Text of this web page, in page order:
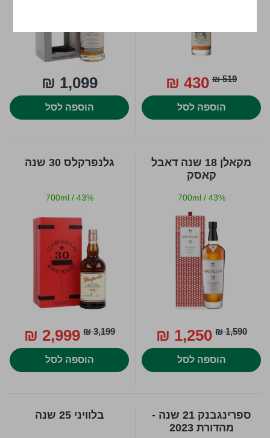
519 ₪
430 ₪
הוספה לסל
1,099 ₪
הוספה לסל
מקאלן 18 שנה דאבל
קאסק
700ml / 43%
1,590 ₪
1,250 ₪
הוספה לסל
גלנפרקלס 30 שנה
700ml / 43%
3,199 ₪
2,999 ₪
הוספה לסל
ספרינגבנק 21 שנה -
מהדורת 2023
בלוויני 25 שנה